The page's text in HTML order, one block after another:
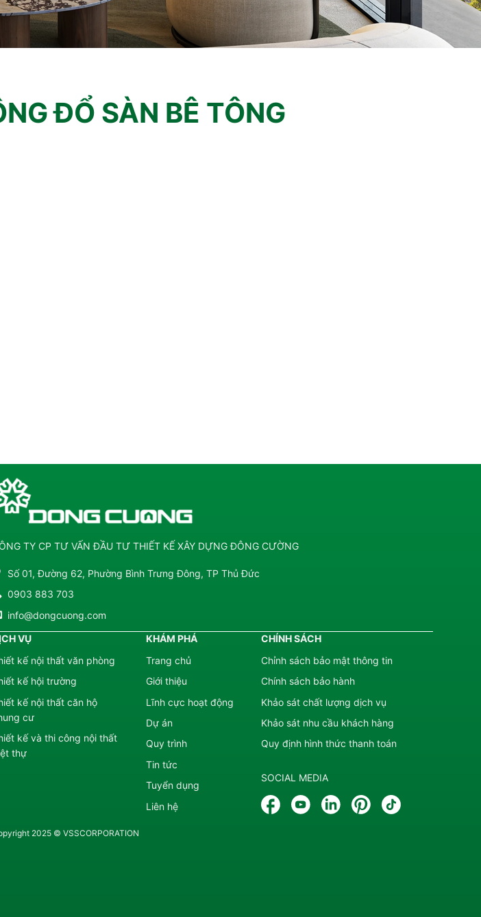
ĐỔ SÀN BÊ TÔNG
TY CP TƯ VẤN ĐẦU TƯ THIẾT KẾ XÂY DỰNG ĐÔNG CƯỜNG
Số 01, Đường 62, Phường Bình Trưng Đông, TP Thủ Đức
0903 883 703
info@dongcuong.com
VỤ
kế nội thất văn phòng
kế hội trường
kế nội thất căn hộ
cư
kế và thi công nội thất
thự
KHÁM PHÁ
Trang chủ
Giới thiệu
Lĩnh cực hoạt động
Dự án
Quy trình
Tin tức
Tuyển dụng
Liên hệ
CHÍNH SÁCH
Chỉnh sách bảo mật thông tin
Chính sách bảo hành
Khảo sát chất lượng dịch vụ
Khảo sát nhu cầu khách hàng
Quy định hình thức thanh toán
SOCIAL MEDIA
2025 © VSSCORPORATION